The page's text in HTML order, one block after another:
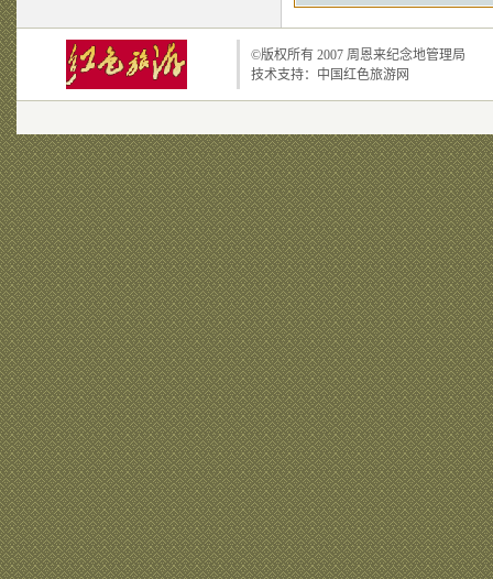
©版权所有 2007 周恩来纪念地管理局
技术支持： 中国红色旅游网